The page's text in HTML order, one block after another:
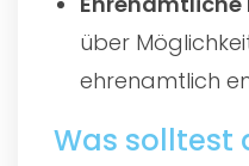
über
ehrenamtlich
Was solltest